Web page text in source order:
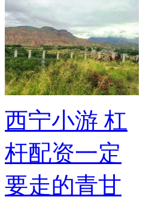
西宁小游 杠
杆配资一定
要走的青甘